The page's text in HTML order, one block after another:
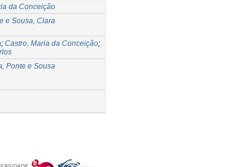
da Conceição
e Sousa, Clara
; Castro, Maria da Conceição;
Ponte e Sousa